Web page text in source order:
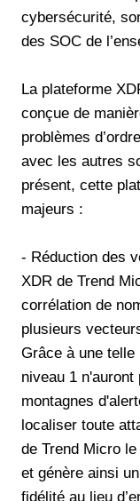
cybersécurité,
des SOC de
La plateforme
conçue de
problèmes
avec les autres
présent, cette
majeurs :
- Réduction des
XDR de Trend
corrélation de
plusieurs
Grâce à une telle
niveau 1
montagnes
localiser toute
de Trend Micro
et génère ainsi
fidélité au lieu